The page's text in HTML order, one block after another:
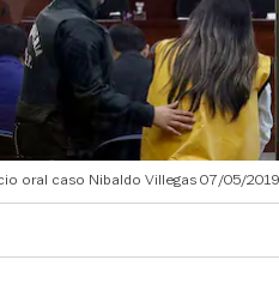
oral caso Nibaldo Villegas 07/05/2019